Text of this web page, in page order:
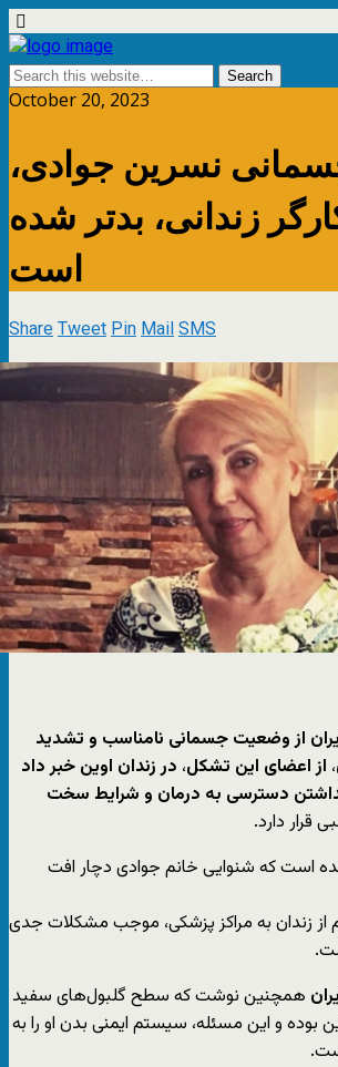
October 20, 2023
نسرین جوادی،
زندانی، بدتر شده
است
ShareTweetPinMailSMS
ایران از وضعیت جسمانی نامناسب و تشدید
، از اعضای این تشکل، در زندان اوین خبر داد
دسترسی به درمان و شرایط سخت
قرار دارد.
است که شنوایی خانم جوادی دچار افت
از زندان به مراکز پزشکی، موجب مشکلات جدی
همچنین نوشت که سطح گلبول‌های سفید
بوده و این مسئله، سیستم ایمنی بدن او را به